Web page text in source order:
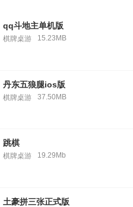
qq斗地主单机版
棋牌桌游 15.23MB
丹东五狼腿ios版
棋牌桌游 37.50MB
跳棋
棋牌桌游 19.29Mb
土豪拼三张正式版